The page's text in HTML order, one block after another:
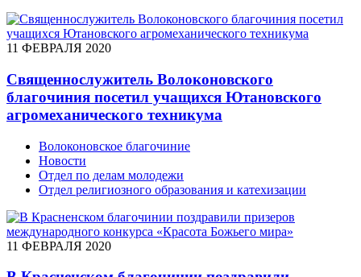
11 ФЕВРАЛЯ 2020
Священнослужитель Волоконовского
благочиния посетил учащихся Ютановского
агромеханического техникума
Волоконовское благочиние
Новости
Отдел по делам молодежи
Отдел религиозного образования и катехизации
11 ФЕВРАЛЯ 2020